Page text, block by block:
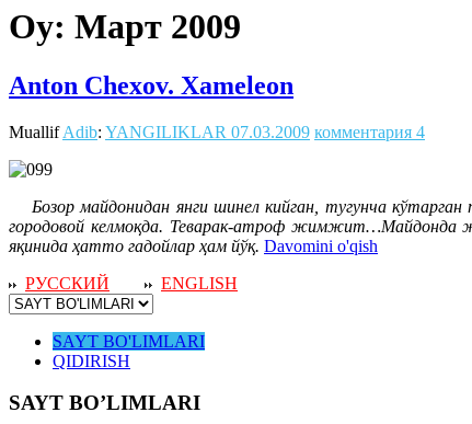
Oy: Март 2009
Anton Chexov. Xameleon
MuallifAdib: YANGILIKLAR 07.03.2009 комментария 4
Бозор майдонидан янги шинел кийган, тугунча кўтарган
городовой келмоқда. Теварак-атроф жимжит…Майдонда
яқинида ҳатто гадойлар ҳам йўқ. Davomini o'qish
РУССКИЙ
ENGLISH
SAYT BO'LIMLARI
QIDIRISH
SAYT BO’LIMLARI